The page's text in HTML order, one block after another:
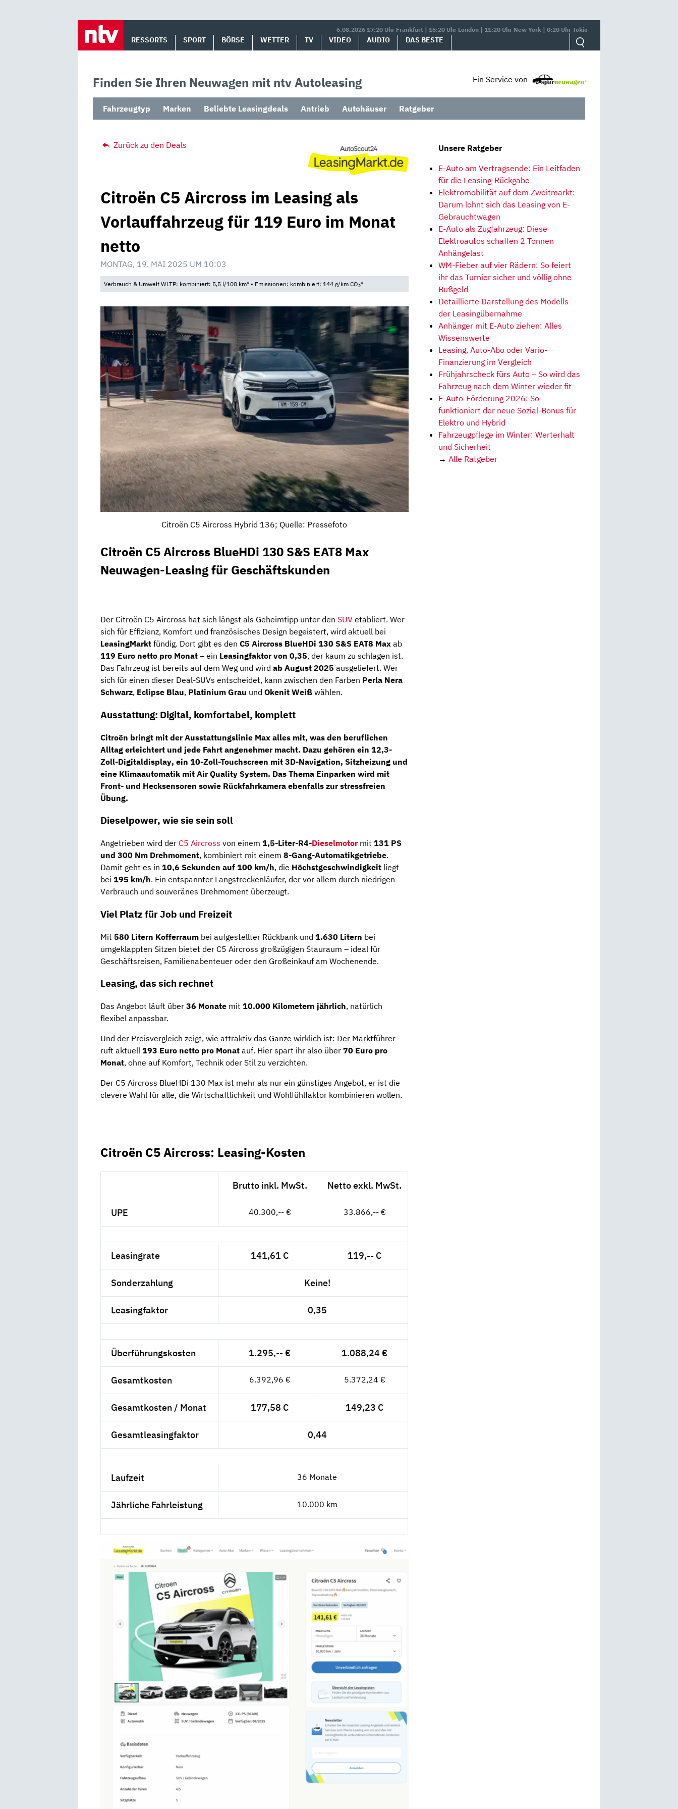
6.08.2026 17:20 Uhr Frankfurt | 16:20 Uhr London | 11:20 Uhr New York | 0:20 Uhr Tokio
RESSORTS SPORT BÖRSE WETTER TV VIDEO AUDIO DAS BESTE
Finden Sie Ihren Neuwagen mit ntv Autoleasing Ein Service von
Fahrzeugtyp Marken Beliebte Leasingdeals Antrieb Autohäuser Ratgeber
Zurück zu den Deals
Citroën C5 Aircross im Leasing als
Vorlauffahrzeug für 119 Euro im Monat
netto
MONTAG, 19. MAI 2025 UM 10:03
Verbrauch & Umwelt WLTP: kombiniert: 5,5 l/100 km* • Emissionen: kombiniert: 144 g/km CO2*
Citroën C5 Aircross Hybrid 136; Quelle: Pressefoto
Citroën C5 Aircross BlueHDi 130 S&S EAT8 Max
Neuwagen-Leasing für Geschäftskunden
Der Citroën C5 Aircross hat sich längst als Geheimtipp unter den SUV etabliert. Wer
sich für Effizienz, Komfort und französisches Design begeistert, wird aktuell bei
LeasingMarkt fündig. Dort gibt es den C5 Aircross BlueHDi 130 S&S EAT8 Max ab
119 Euro netto pro Monat – ein Leasingfaktorvon 0,35, der kaum zu schlagen ist.
Das Fahrzeug ist bereits auf dem Weg und wird ab August 2025 ausgeliefert. Wer
sich für einen dieser Deal-SUVs entscheidet, kann zwischen den Farben Perla Nera
Schwarz, Eclipse Blau, Platinium Grau und Okenit Weiß wählen.
Ausstattung: Digital, komfortabel, komplett
Citroën bringt mit derAusstattungslinie Max alles mit, was den beruflichen
Alltag erleichtert und jede Fahrt angenehmer macht. Dazu gehören ein 12,3-
Zoll-Digitaldisplay, ein 10-Zoll-Touchscreen mit 3D-Navigation, Sitzheizung und
eine Klimaautomatik mit AirQuality System. Das Thema Einparken wird mit
Front- und Hecksensoren sowie Rückfahrkamera ebenfalls zurstressfreien
Übung.
Dieselpower, wie sie seinsoll
Angetrieben wird der C5 Aircross von einem 1,5-Liter-R4-Dieselmotor mit 131 PS
und 300 Nm Drehmoment, kombiniert mit einem 8-Gang-Automatikgetriebe.
Damit geht es in 10,6 Sekunden auf 100 km/h, die Höchstgeschwindigkeit liegt
bei 195 km/h. Ein entspannter Langstreckenläufer, der vor allem durch niedrigen
Verbrauch und souveränes Drehmoment überzeugt.
Viel PlatzfürJob und Freizeit
Mit 580 Litern Kofferraum bei aufgestellter Rückbank und 1.630 Litern bei
umgeklappten Sitzen bietet der C5 Aircross großzügigen Stauraum – ideal für
Geschäftsreisen, Familienabenteuer oder den Großeinkauf am Wochenende.
Leasing, das sich rechnet
Das Angebot läuft über 36 Monate mit 10.000 Kilometern jährlich, natürlich
flexibel anpassbar.
Und der Preisvergleich zeigt, wie attraktiv das Ganze wirklich ist: Der Marktführer
ruft aktuell 193 Euro netto pro Monat auf. Hier spart ihr also über 70 Euro pro
Monat, ohne auf Komfort, Technik oder Stil zu verzichten.
Der C5 Aircross BlueHDi 130 Max ist mehr als nur ein günstiges Angebot, er ist die
clevere Wahl für alle, die Wirtschaftlichkeit und Wohlfühlfaktor kombinieren wollen.
Citroën C5 Aircross: Leasing-Kosten
Brutto inkl. MwSt. Netto exkl. MwSt.
UPE 40.300,-- € 33.866,-- €
Leasingrate 141,61 € 119,-- €
Sonderzahlung Keine!
Leasingfaktor 0,35
Überführungskosten 1.295,-- € 1.088,24 €
Gesamtkosten 6.392,96 € 5.372,24 €
Gesamtkosten / Monat 177,58 € 149,23 €
Gesamtleasingfaktor 0,44
Laufzeit 36 Monate
Jährliche Fahrleistung 10.000 km
Unsere Ratgeber
E-Auto am Vertragsende: Ein Leitfaden
für die Leasing-Rückgabe
Elektromobilität auf dem Zweitmarkt:
Darum lohnt sich das Leasing von E-
Gebrauchtwagen
E-Auto als Zugfahrzeug: Diese
Elektroautos schaffen 2 Tonnen
Anhängelast
WM-Fieber auf vier Rädern: So feiert
ihr das Turnier sicher und völlig ohne
Bußgeld
Detaillierte Darstellung des Modells
der Leasingübernahme
Anhänger mit E-Auto ziehen: Alles
Wissenswerte
Leasing, Auto-Abo oder Vario-
Finanzierung im Vergleich
Frühjahrscheck fürs Auto – So wird das
Fahrzeug nach dem Winter wieder fit
E-Auto-Förderung 2026: So
funktioniert der neue Sozial-Bonus für
Elektro und Hybrid
Fahrzeugpflege im Winter: Werterhalt
und Sicherheit
→ Alle Ratgeber